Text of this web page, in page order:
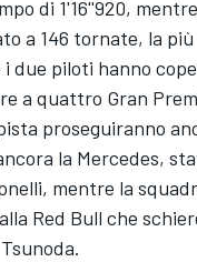
di 1'16''920,
a 146 tornate, la
i due piloti hanno
a quattro Gran
proseguiranno
la Mercedes,
mentre la
Red Bull che